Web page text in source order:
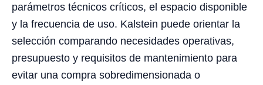
parámetros técnicos críticos, el espacio disponible
y la frecuencia de uso. Kalstein puede orientar la
selección comparando necesidades operativas,
presupuesto y requisitos de mantenimiento para
evitar una compra sobredimensionada o